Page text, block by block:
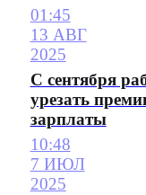
01:45
13 АВГ
2025
С сентября
урезать
зарплаты
10:48
7 ИЮЛ
2025